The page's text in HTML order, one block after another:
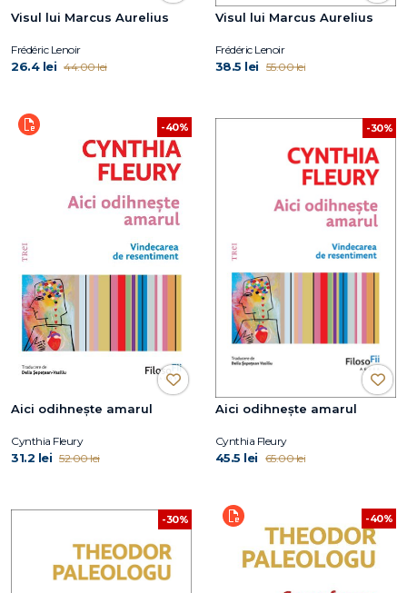
Visul lui Marcus Aurelius
Frédéric Lenoir
26.4 lei 44.00 lei
Visul lui Marcus Aurelius
Frédéric Lenoir
38.5 lei 55.00 lei
-40%
Aici odihnește amarul
Cynthia Fleury
31.2 lei 52.00 lei
-30%
Aici odihnește amarul
Cynthia Fleury
45.5 lei 65.00 lei
-30% -40%